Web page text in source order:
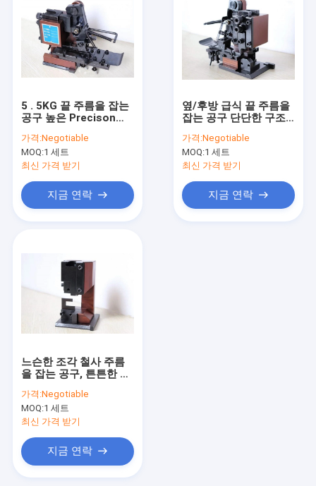
상품
회사 소개
연락처
끝 권축 기계
권축 기계를 납땜질하기
와이어 절단과 스트립핑 머신
5 . 5KG 끝 주름을 잡는
공구 높은 Precison
JA06를 칩니다
가격:Negotiable
MOQ:1 세트
최신 가격 받기
지금 연락
옆/후방 급식 끝 주름을
잡는 공구 단단한 구조
가격:Negotiable
MOQ:1 세트
최신 가격 받기
지금 연락
느슨한 조각 철사 주름
을 잡는 공구, 튼튼한 금
공구 3KG
가격:Negotiable
MOQ:1 세트
최신 가격 받기
지금 연락